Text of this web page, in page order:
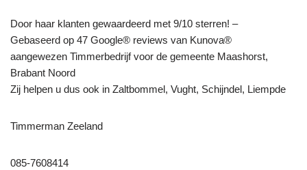
Door haar klanten gewaardeerd met 9/10 sterren! –
Gebaseerd op 47 Google® reviews van Kunova®
aangewezen Timmerbedrijf voor de gemeente Maashorst,
Brabant Noord
Zij helpen u dus ook in Zaltbommel, Vught, Schijndel, Liempde
Timmerman Zeeland
085-7608414